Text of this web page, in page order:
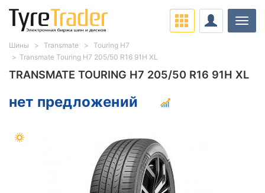
TRANSMATE TOURING H7 205/50 R16 91H XL
нет предложений
Шины Transmate
Touring H7
Transmate Touring H7 205/50 R16 91H XL